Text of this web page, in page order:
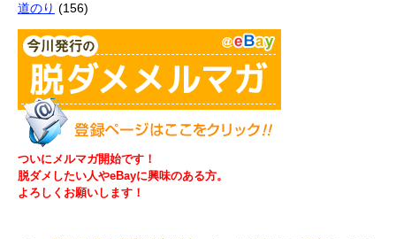
道のり (156)
ついにメルマガ開始です！
脱ダメしたい人やeBayに興味のある方。
よろしくお願いします！